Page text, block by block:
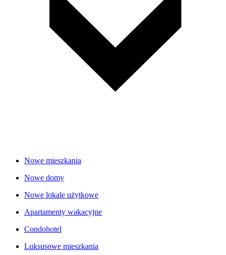
Nowe mieszkania
Nowe domy
Nowe lokale użytkowe
Apartamenty wakacyjne
Condohotel
Luksusowe mieszkania